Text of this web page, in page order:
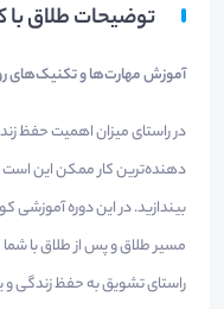
توضیحات طلاق
آموزش مهارت‌ها و تکنیک‌های
در راستای میزان اهمیت حفظ
دهنده‌ترین کار ممکن این است
بیندازید. در این دوره
مسیر طلاق و پس از طلاق با
راستای تشویق به حفظ زندگی و